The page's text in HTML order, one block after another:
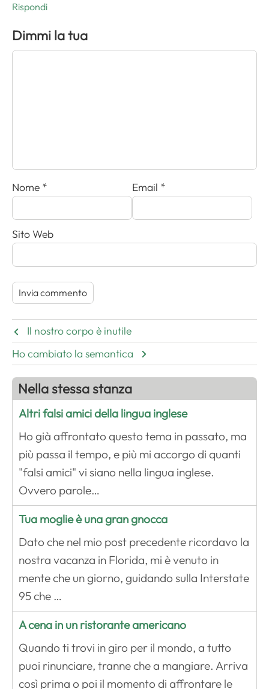
Rispondi
Dimmi la tua
Nome * Email *
Sito Web
Il nostro corpo è inutile
Ho cambiato la semantica
Nella stessa stanza
Altri falsi amici della lingua inglese
Ho già affrontato questo tema in passato, ma
più passa il tempo, e più mi accorgo di quanti
"falsi amici" vi siano nella lingua inglese.
Ovvero parole…
Tua moglie è una gran gnocca
Dato che nel mio post precedente ricordavo la
nostra vacanza in Florida, mi è venuto in
mente che un giorno, guidando sulla Interstate
95 che …
A cena in un ristorante americano
Quando ti trovi in giro per il mondo, a tutto
puoi rinunciare, tranne che a mangiare. Arriva
così prima o poi il momento di affrontare le